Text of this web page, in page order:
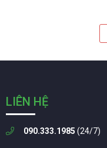
LIÊN HỆ
090.333.1985 (24/7)